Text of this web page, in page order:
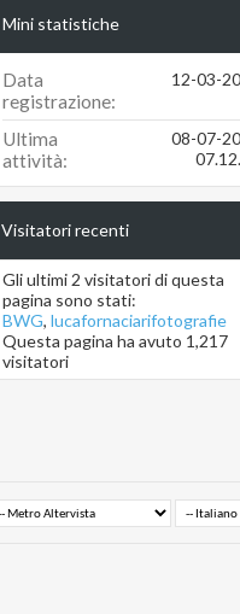
Mini statistiche
Data
registrazione
12-03-
Ultima
attività
08-07-
Visitatori recenti
Gli ultimi 2 visitatori di questa
pagina sono stati:
BWG, lucafornaciarifotografie
Questa pagina ha avuto 1,217
visitatori